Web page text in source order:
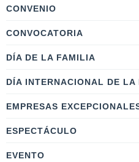
CONVENIO
CONVOCATORIA
DÍA DE LA FAMILIA
DÍA INTERNACIONAL DE LA
EMPRESAS
ESPECTÁCULO
EVENTO